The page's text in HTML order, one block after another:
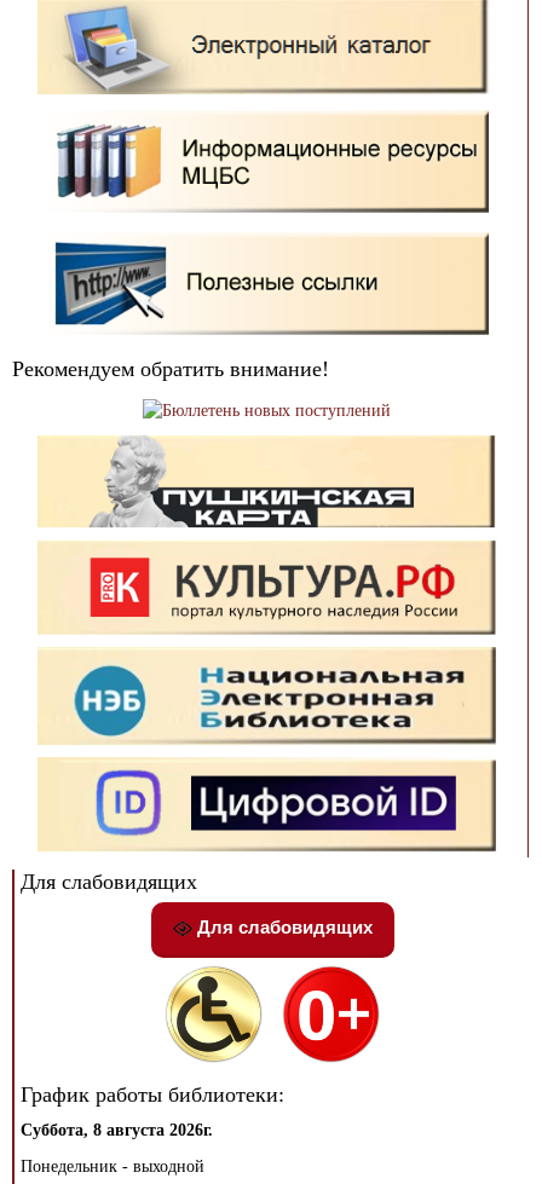
Рекомендуем обратить внимание!
Для слабовидящих
Для слабовидящих
График работы библиотеки:
Суббота, 8 августа 2026г.
Понедельник - выходной